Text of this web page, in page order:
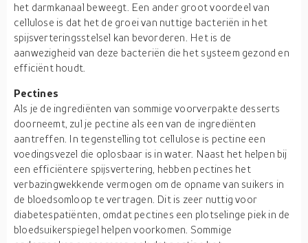
het darmkanaal beweegt. Een ander groot voordeel van
cellulose is dat het de groei van nuttige bacteriën in het
spijsverteringsstelsel kan bevorderen. Het is de
aanwezigheid van deze bacteriën die het systeem gezond en
efficiënt houdt.
Pectines
Als je de ingrediënten van sommige voorverpakte desserts
doorneemt, zul je pectine als een van de ingrediënten
aantreffen. In tegenstelling tot cellulose is pectine een
voedingsvezel die oplosbaar is in water. Naast het helpen bij
een efficiëntere spijsvertering, hebben pectines het
verbazingwekkende vermogen om de opname van suikers in
de bloedsomloop te vertragen. Dit is zeer nuttig voor
diabetespatiënten, omdat pectines een plotselinge piek in de
bloedsuikerspiegel helpen voorkomen. Sommige